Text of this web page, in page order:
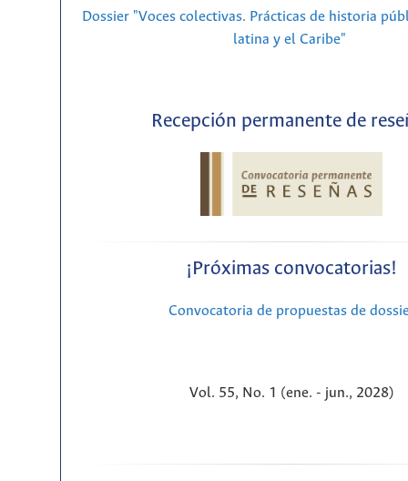
Dossier "Voces colectivas. Prácticas de historia
latina y el Caribe"
Recepción permanente de
¡Próximas convocatorias!
Convocatoria de propuestas de
Vol. 55, No. 1 (ene. - jun., 2028)